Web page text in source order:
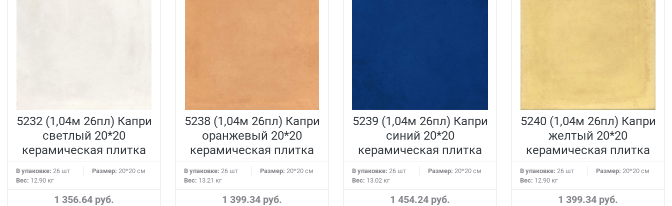
5232 (1,04м 26пл) Капри
светлый 20*20
керамическая плитка
В упаковке: 26 шт Размер: 20*20 см
Вес: 12.90 кг
1 356.64 руб.
5238 (1,04м 26пл) Капри
оранжевый 20*20
керамическая плитка
В упаковке: 26 шт Размер: 20*20 см
Вес: 13.21 кг
1 399.34 руб.
5239 (1,04м 26пл) Капри
синий 20*20
керамическая плитка
В упаковке: 26 шт Размер: 20*20 см
Вес: 13.02 кг
1 454.24 руб.
5240 (1,04м 26пл) Капри
желтый 20*20
керамическая плитка
В упаковке: 26 шт Размер: 20*20 см
Вес: 12.90 кг
1 399.34 руб.